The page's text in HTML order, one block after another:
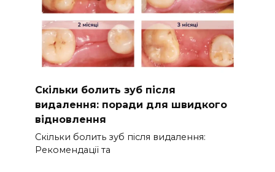
Скільки болить зуб після
видалення: поради для швидкого
відновлення
Скільки болить зуб після видалення:
Рекомендації та